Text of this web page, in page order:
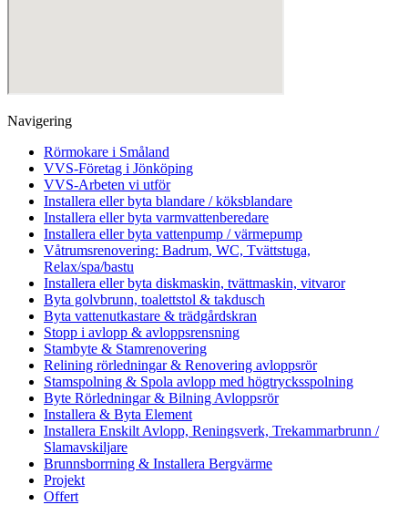
Navigering
Rörmokare i Småland
VVS-Företag i Jönköping
VVS-Arbeten vi utför
Installera eller byta blandare / köksblandare
Installera eller byta varmvattenberedare
Installera eller byta vattenpump / värmepump
Våtrumsrenovering: Badrum, WC, Tvättstuga,
Relax/spa/bastu
Installera eller byta diskmaskin, tvättmaskin, vitvaror
Byta golvbrunn, toalettstol & takdusch
Byta vattenutkastare & trädgårdskran
Stopp i avlopp & avloppsrensning
Stambyte & Stamrenovering
Relining rörledningar & Renovering avloppsrör
Stamspolning & Spola avlopp med högtrycksspolning
Byte Rörledningar & Bilning Avloppsrör
Installera & Byta Element
Installera Enskilt Avlopp, Reningsverk, Trekammarbrunn /
Slamavskiljare
Brunnsborrning & Installera Bergvärme
Projekt
Offert